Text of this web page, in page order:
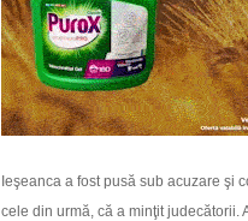
Ieşeanca a fost pusă sub acuzare şi
cele din urmă, că a minţit judecătorii.